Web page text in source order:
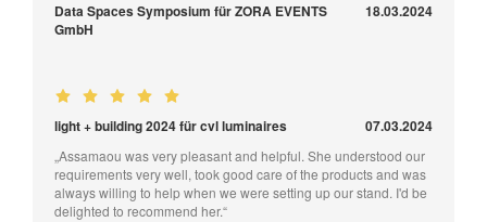
Data Spaces Symposium für ZORA EVENTS
GmbH
18.03.2024
light + building 2024 für cvl luminaires 07.03.2024
„Assamaou was very pleasant and helpful. She understood our
requirements very well, took good care of the products and was
always willing to help when we were setting up our stand. I'd be
delighted to recommend her.“